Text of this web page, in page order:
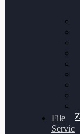
File
Service